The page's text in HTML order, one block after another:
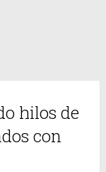
hilos de
con